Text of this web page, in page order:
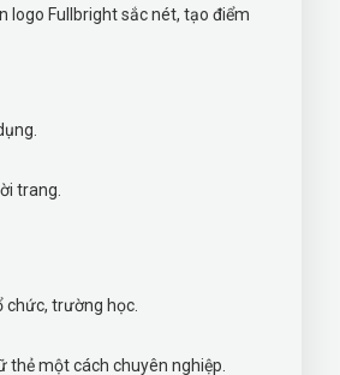
logo Fullbright sắc nét, tạo điểm
trang.
chức, trường học.
thẻ một cách chuyên nghiệp.